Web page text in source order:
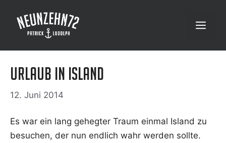
Inhalt
springen
Menü
Urlaub in Island
12. Juni 2014
Es war ein lang geheg­ter Traum ein­mal Island zu
besu­chen, der nun end­lich wahr wer­den soll­te.